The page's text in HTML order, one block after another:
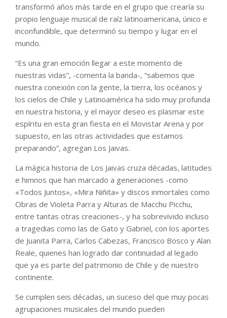
transformó años más tarde en el grupo que crearía su
propio lenguaje musical de raíz latinoamericana, único e
inconfundible, que determinó su tiempo y lugar en el
mundo.
“Es una gran emoción llegar a este momento de
nuestras vidas”, -comenta la banda-, “sabemos que
nuestra conexión con la gente, la tierra, los océanos y
los cielos de Chile y Latinoamérica ha sido muy profunda
en nuestra historia, y el mayor deseo es plasmar este
espíritu en esta gran fiesta en el Movistar Arena y por
supuesto, en las otras actividades que estamos
preparando”, agregan Los Jaivas.
La mágica historia de Los Jaivas cruza décadas, latitudes
e himnos que han marcado a generaciones -como
«Todos Juntos», «Mira Niñita» y discos inmortales como
Obras de Violeta Parra y Alturas de Macchu Picchu,
entre tantas otras creaciones-, y ha sobrevivido incluso
a tragedias como las de Gato y Gabriel, con los aportes
de Juanita Parra, Carlos Cabezas, Francisco Bosco y Alan
Reale, quienes han logrado dar continuidad al legado
que ya es parte del patrimonio de Chile y de nuestro
continente.
Se cumplen seis décadas, un suceso del que muy pocas
agrupaciones musicales del mundo pueden